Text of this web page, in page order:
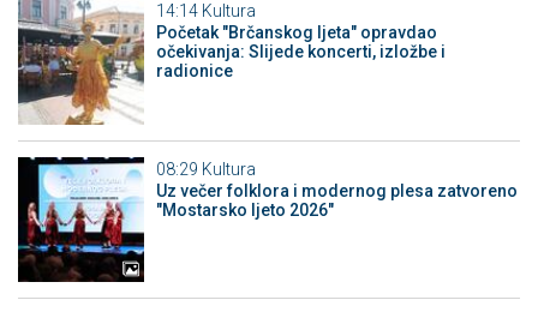
14:14 Kultura
Početak "Brčanskog ljeta" opravdao
očekivanja: Slijede koncerti, izložbe i
radionice
08:29 Kultura
Uz večer folklora i modernog plesa zatvoreno
"Mostarsko ljeto 2026"